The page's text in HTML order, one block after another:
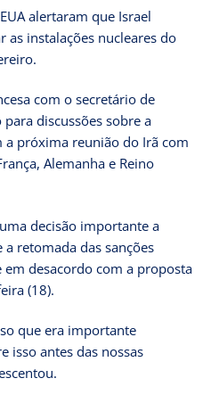
alertaram que Israel
as instalações nucleares do
com o secretário de
para discussões sobre a
a próxima reunião do Irã com
Alemanha e Reino
decisão importante a
retomada das sanções
desacordo com a proposta
(18).
que era importante
isso antes das nossas